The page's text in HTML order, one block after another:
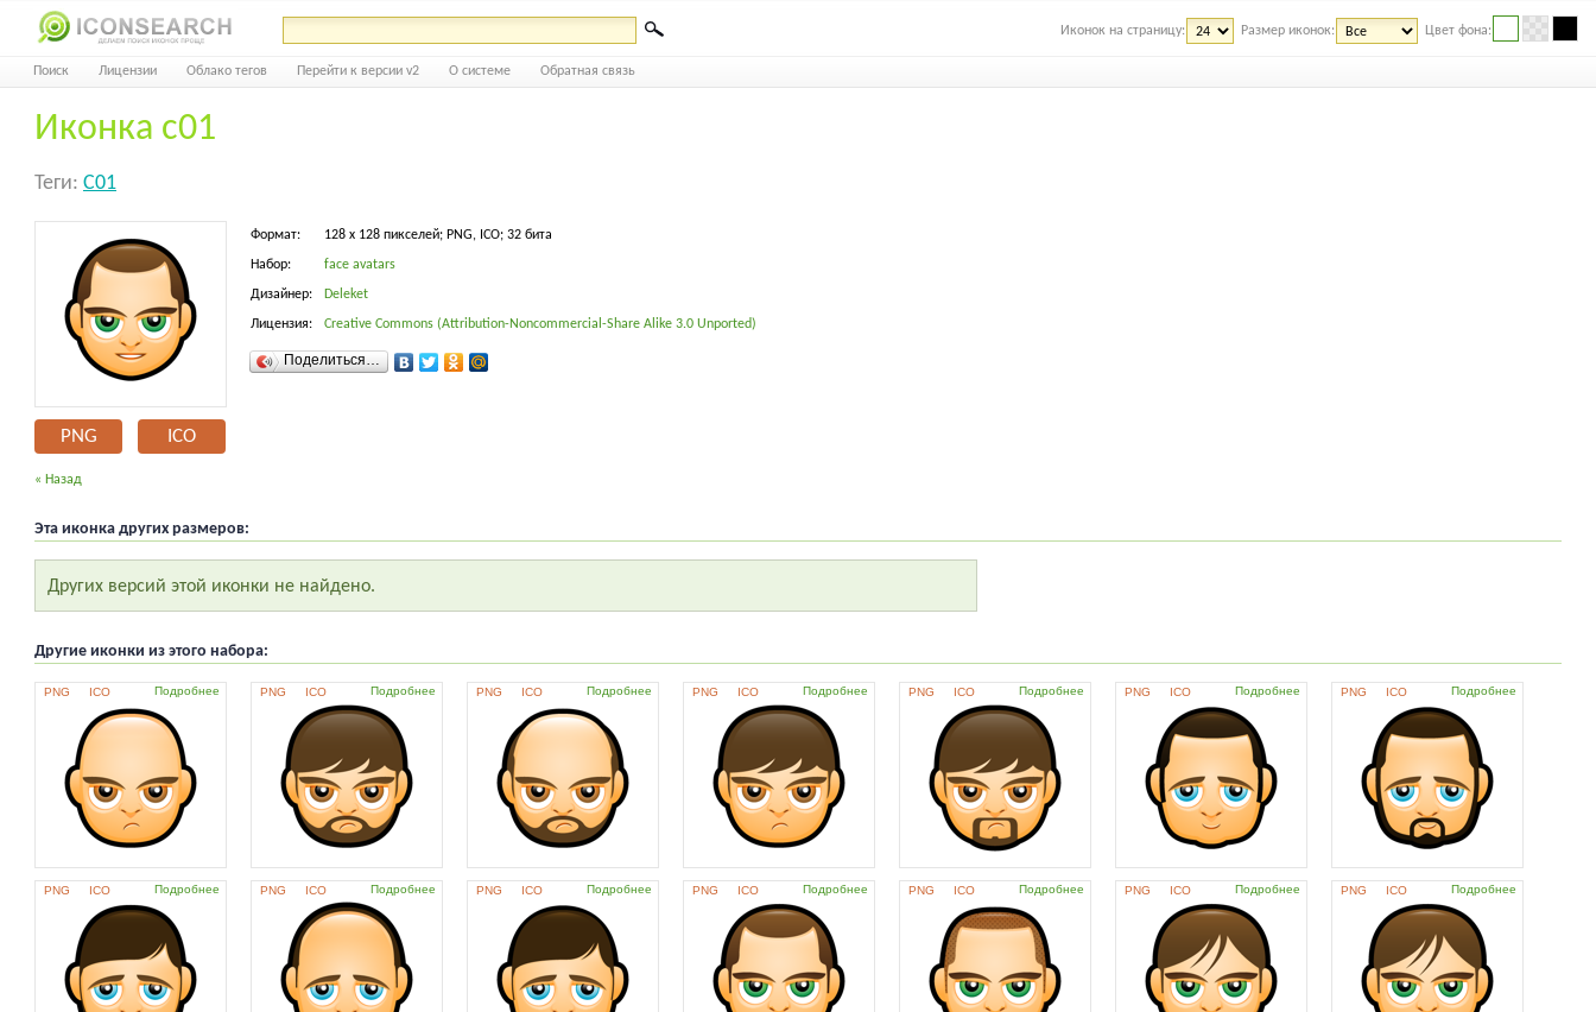
Иконок на страницу: Размер иконок: Цвет фона:
Поиск Лицензии Облако тегов Перейти к версии v2 О системе Обратная связь
Иконка c01
Теги: C01
PNG ICO
Формат: 128 x 128 пикселей; PNG, ICO; 32 бита
Набор: face avatars
Дизайнер: Deleket
Лицензия: Creative Commons (Attribution-Noncommercial-Share Alike 3.0 Unported)
Поделиться…
« Назад
Эта иконка других размеров:
Других версий этой иконки не найдено.
Другие иконки из этого набора:
PNG ICO Подробнее PNG ICO Подробнее PNG ICO Подробнее PNG ICO Подробнее PNG ICO Подробнее PNG ICO Подробнее PNG ICO Подробнее
PNG ICO Подробнее PNG ICO Подробнее PNG ICO Подробнее PNG ICO Подробнее PNG ICO Подробнее PNG ICO Подробнее PNG ICO Подробнее